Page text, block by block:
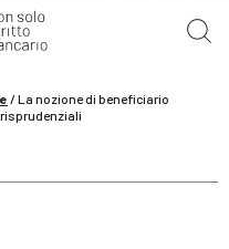
Artificiale
/La nozione di beneficiario